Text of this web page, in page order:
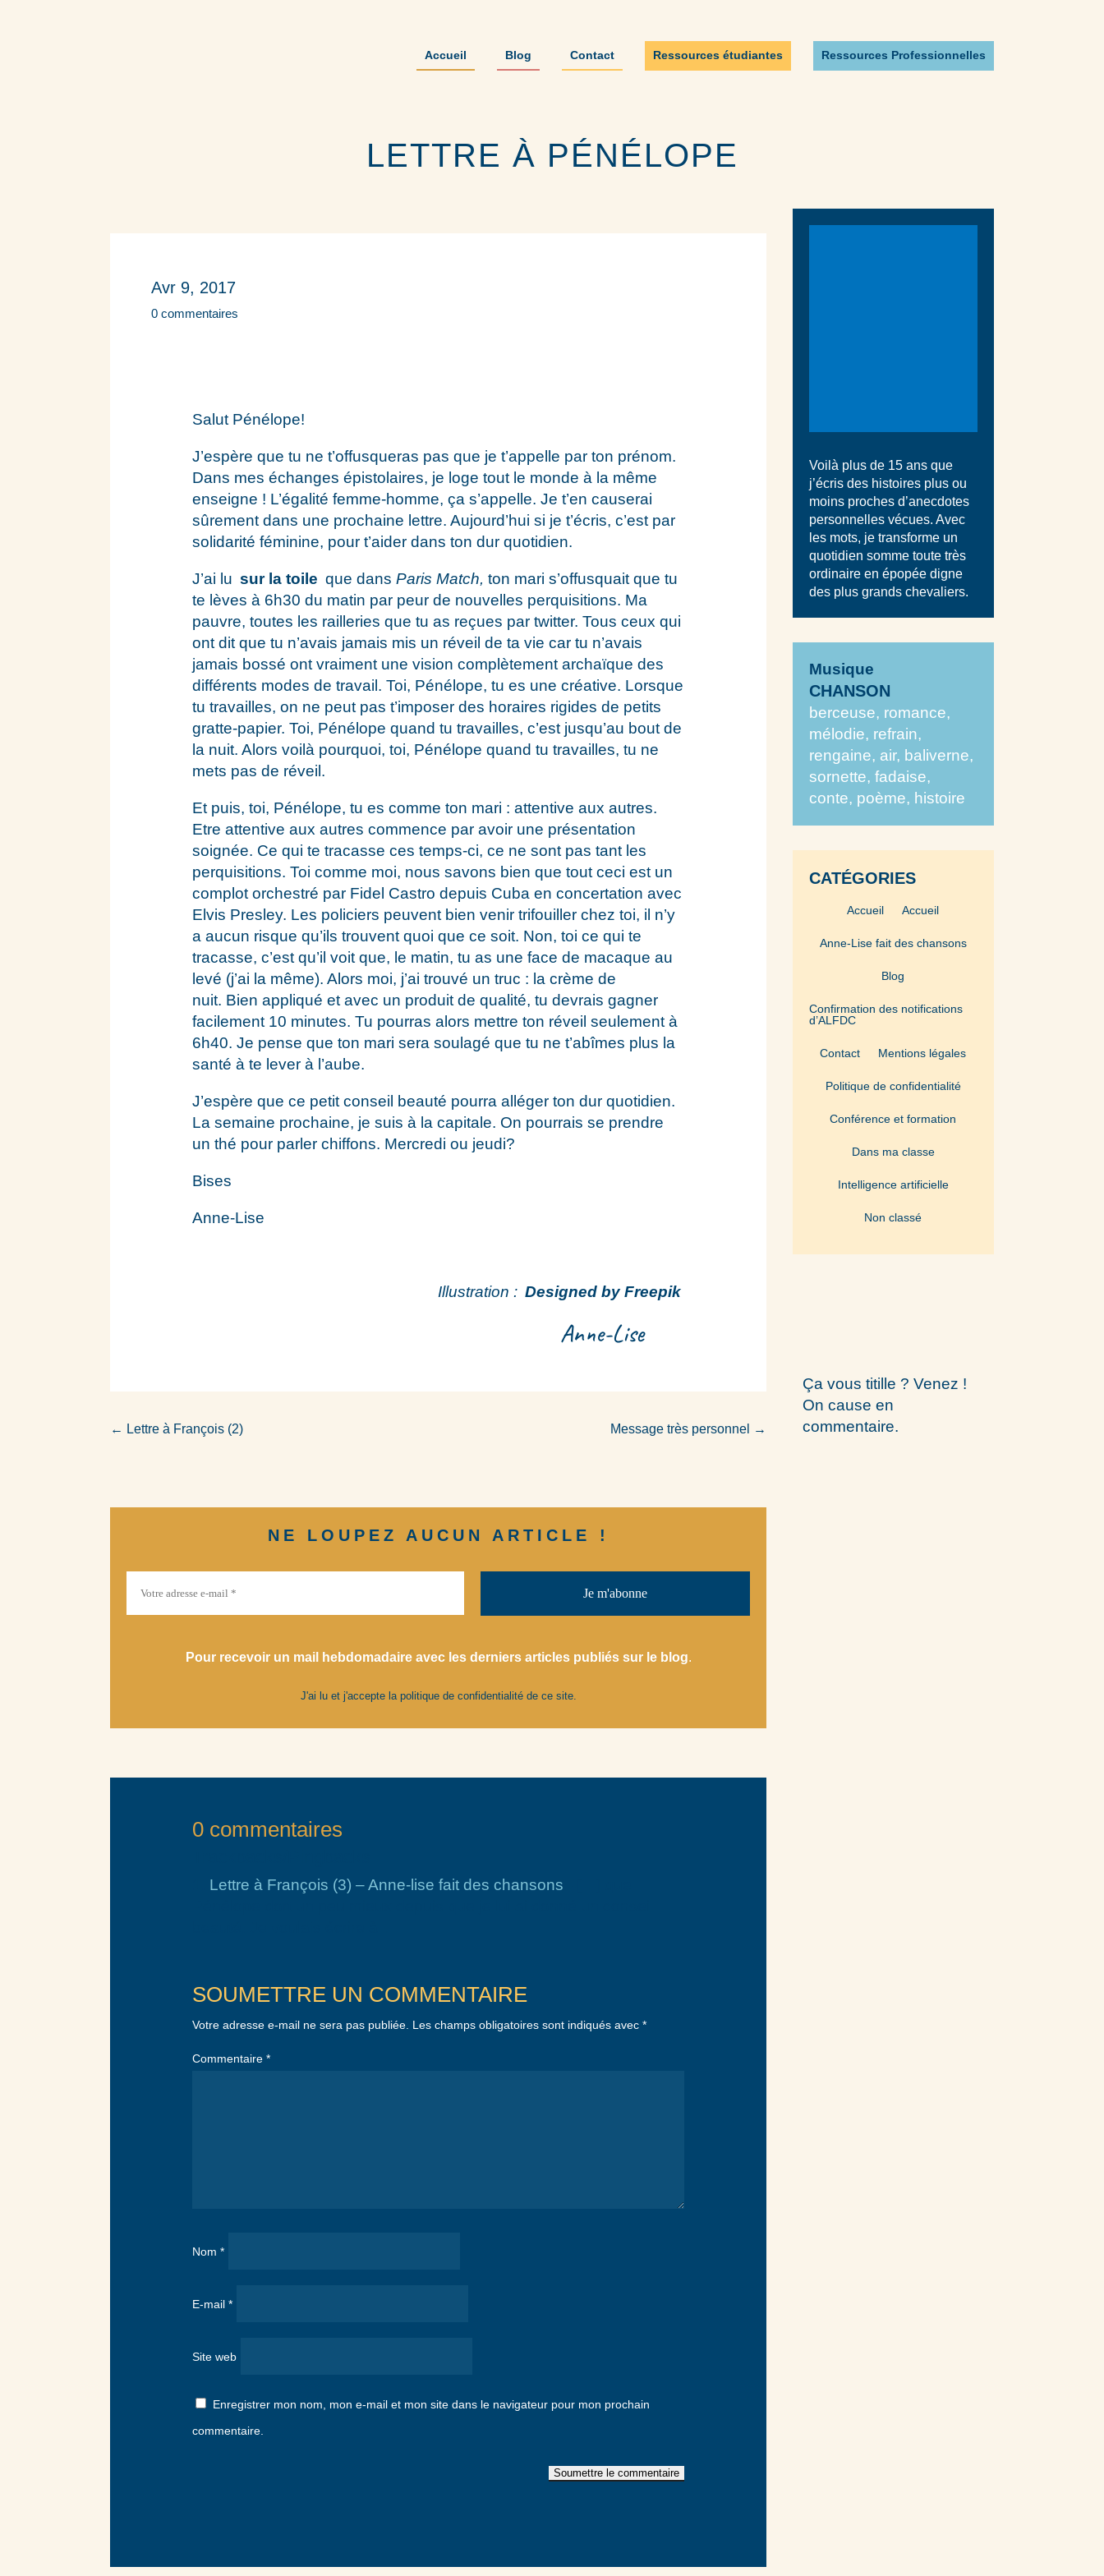
Accueil Blog Contact Ressources étudiantes Ressources Professionnelles
LETTRE À PÉNÉLOPE
Avr 9, 2017
0 commentaires
Salut Pénélope!
J’espère que tu ne t’offusqueras pas que je t’appelle par ton prénom.
Dans mes échanges épistolaires, je loge tout le monde à la même
enseigne ! L’égalité femme-homme, ça s’appelle. Je t’en causerai
sûrement dans une prochaine lettre. Aujourd’hui si je t’écris, c’est par
solidarité féminine, pour t’aider dans ton dur quotidien.
J’ai lu sur la toile que dansParis Match, ton mari s’offusquait que tu
te lèves à 6h30 du matin par peur de nouvelles perquisitions. Ma
pauvre, toutes les railleries que tu as reçues par twitter. Tous ceux qui
ont dit que tu n’avais jamais mis un réveil de ta vie car tu n’avais
jamais bossé ont vraiment une vision complètement archaïque des
différents modes de travail. Toi, Pénélope, tu es une créative. Lorsque
tu travailles, on ne peut pas t’imposer des horaires rigides de petits
gratte-papier. Toi, Pénélope quand tu travailles, c’est jusqu’au bout de
la nuit. Alors voilà pourquoi, toi, Pénélope quand tu travailles, tu ne
mets pas de réveil.
Et puis, toi, Pénélope, tu es comme ton mari : attentive aux autres.
Etre attentive aux autres commence par avoir une présentation
soignée. Ce qui te tracasse ces temps-ci, ce ne sont pas tant les
perquisitions. Toi comme moi, nous savons bien que tout ceci est un
complot orchestré par Fidel Castro depuis Cuba en concertation avec
Elvis Presley. Les policiers peuvent bien venir trifouiller chez toi, il n’y
a aucun risque qu’ils trouvent quoi que ce soit. Non, toi ce qui te
tracasse, c’est qu’il voit que, le matin, tu as une face de macaque au
levé (j’ai la même). Alors moi, j’ai trouvé un truc : la crème de
nuit. Bien appliqué et avec un produit de qualité, tu devrais gagner
facilement 10 minutes. Tu pourras alors mettre ton réveil seulement à
6h40. Je pense que ton mari sera soulagé que tu ne t’abîmes plus la
santé à te lever à l’aube.
J’espère que ce petit conseil beauté pourra alléger ton dur quotidien.
La semaine prochaine, je suis à la capitale. On pourrais se prendre
un thé pour parler chiffons. Mercredi ou jeudi?
Bises
Anne-Lise
Illustration : Designed by Freepik
Anne-Lise
← Lettre à François (2) Message très personnel →
NE LOUPEZ AUCUN ARTICLE !
Pour recevoir un mail hebdomadaire avec les derniers articles publiés sur le blog.
J'ai lu et j'accepte la politique de confidentialitéde ce site.
0 commentaires
Lettre à François (3) – Anne-lise fait des chansons
SOUMETTRE UN COMMENTAIRE
Votre adresse e-mail ne sera pas publiée. Les champs obligatoires sont indiqués avec*
Commentaire*
Nom*
E-mail*
Site web
Enregistrer mon nom, mon e-mail et mon site dans le navigateur pour mon prochain
commentaire.
Soumettre le commentaire
Voilà plus de 15 ans que
j’écris des histoires plus ou
moins proches d’anecdotes
personnelles vécues. Avec
les mots, je transforme un
quotidien somme toute très
ordinaire en épopée digne
des plus grands chevaliers.
Musique
CHANSON
berceuse, romance,
mélodie, refrain,
rengaine, air, baliverne,
sornette, fadaise,
conte, poème, histoire
CATÉGORIES
Accueil Accueil
Anne-Lise fait des chansons
Blog
Confirmation des notifications
d’ALFDC
Contact Mentions légales
Politique de confidentialité
Conférence et formation
Dans ma classe
Intelligence artificielle
Non classé
Ça vous titille ? Venez !
On cause en
commentaire.